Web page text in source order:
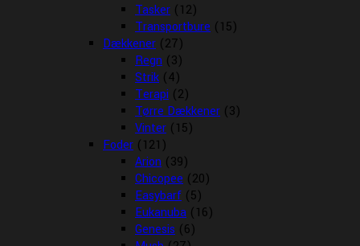
Tasker (12)
Transportbure (15)
Dækkener (27)
Regn (3)
Strik (4)
Terapi (2)
Tørre Dækkener (3)
Vinter (15)
Foder (121)
Arion (39)
Chicopee (20)
Easybarf (5)
Eukanuba (16)
Genesis (6)